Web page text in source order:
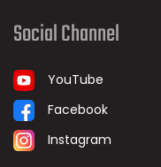
Social Channel
YouTube
Facebook
Instagram